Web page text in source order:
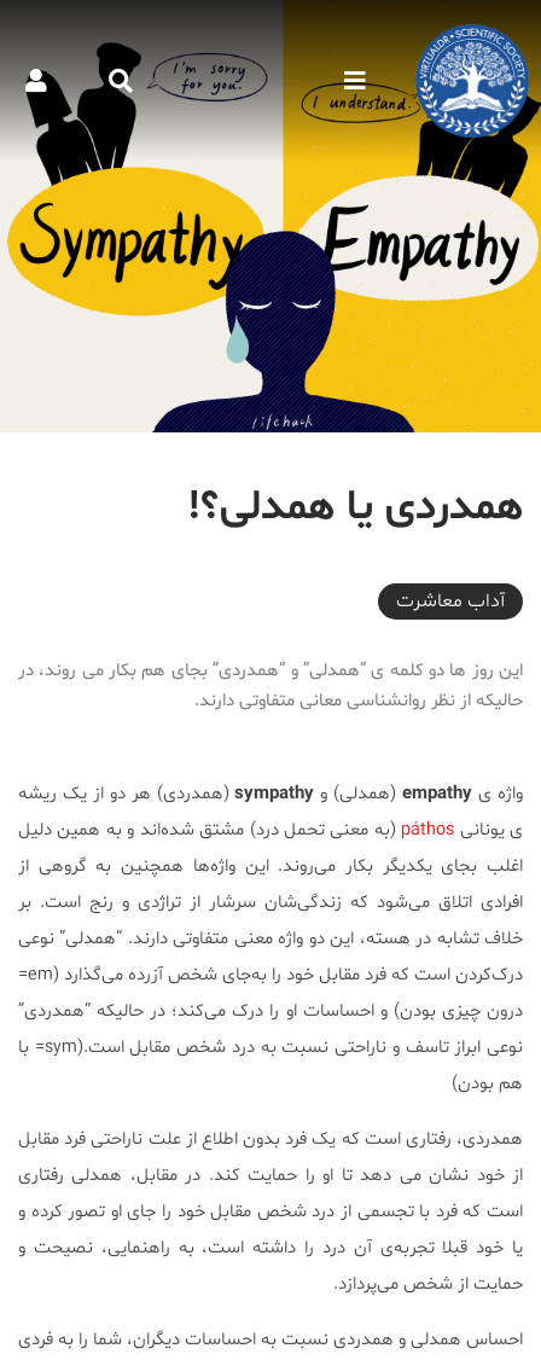
همدردی یا همدلی؟!
2017-05-06T16:17:50+04:30
آداب معاشرت
این روز ها دو کلمه ی “همدلی” و “همدردی” بجای هم بکار می روند، در
حالیکه از نظر روانشناسی معانی متفاوتی دارند.
واژه ی empathy (همدلی) و sympathy(همدردی) هر دو از یک ریشه
ی یونانی páthos (به معنی تحمل درد) مشتق شده‌اند و به همین دلیل
اغلب بجای یکدیگر بکار می‌روند. این واژه‌ها همچنین به گروهی از
افرادی اتلاق می‌شود که زندگی‌شان سرشار از تراژدی و رنج است. بر
خلاف تشابه در هسته، این دو واژه معنی متفاوتی دارند. “همدلی” نوعی
درک‌کردن است که فرد مقابل خود را به‌جای شخص آزرده می‌گذارد (em=
درون چیزی بودن) و احساسات او را درک می‌کند؛ در حالیکه “همدردی”
نوعی ابراز تاسف و ناراحتی نسبت به درد شخص مقابل است.(sym= با
هم بودن)
همدردی، رفتاری است که یک فرد بدون اطلاع از علت ناراحتی فرد مقابل
از خود نشان می دهد تا او را حمایت کند. در مقابل، همدلی رفتاری
است که فرد با تجسمی از درد شخص مقابل خود را جای او تصور کرده و
یا خود قبلا تجربه‌ی آن درد را داشته است، به راهنمایی، نصیحت و
حمایت از شخص می‌پردازد.
احساس همدلی و همدردی نسبت به احساسات دیگران، شما را به فردی